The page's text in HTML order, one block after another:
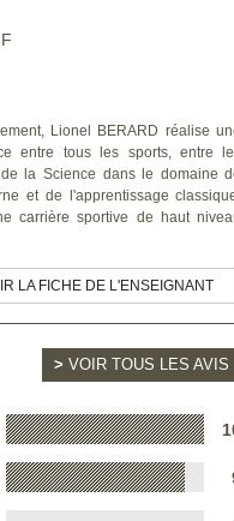
Lionel BERARD réalise
entre tous les sports, entre
la Science dans le domaine
et de l'apprentissage
carrière sportive de haut
LA FICHE DE L'ENSEIGNANT
> VOIR TOUS LES AVIS